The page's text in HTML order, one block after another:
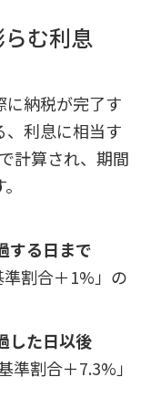
む利息
納税が完了す
、利息に相当す
計算され、期間
する日まで
割合＋1%」の
した日以後
準割合＋7.3%」